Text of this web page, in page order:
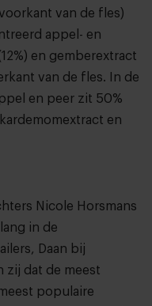
van de fles)
appel- en
en gemberextract
van de fles. In de
en peer zit 50%
en
Nicole Horsmans
in de
Daan bij
zij dat de meest
populaire